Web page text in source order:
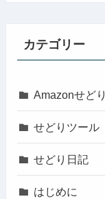
カテゴリー
Amazonせどり
せどりツール
せどり日記
はじめに